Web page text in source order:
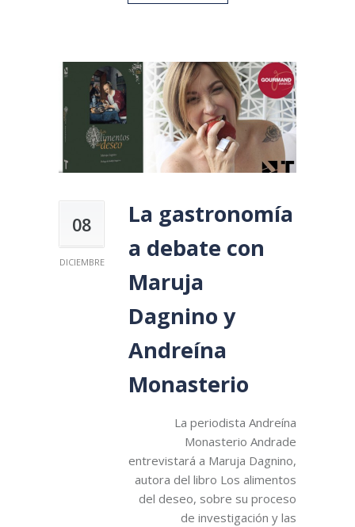
08
DICIEMBRE
La gastronomía
a debate con
Maruja
Dagnino y
Andreína
Monasterio
La periodista Andreína
Monasterio Andrade
entrevistará a Maruja Dagnino,
autora del libro Los alimentos
del deseo, sobre su proceso
de investigación y las